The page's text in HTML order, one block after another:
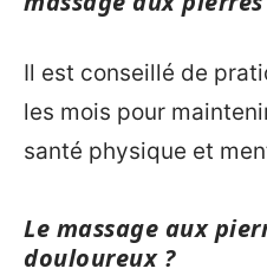
Il est conseillé de
les mois pour
santé physique et
Le massage aux
douloureux ?